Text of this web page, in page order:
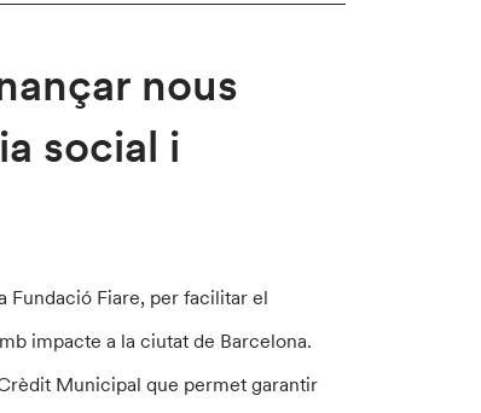
nous
social i
Fundació Fiare, per facilitar el
impacte a la ciutat de Barcelona.
Municipal que permet garantir